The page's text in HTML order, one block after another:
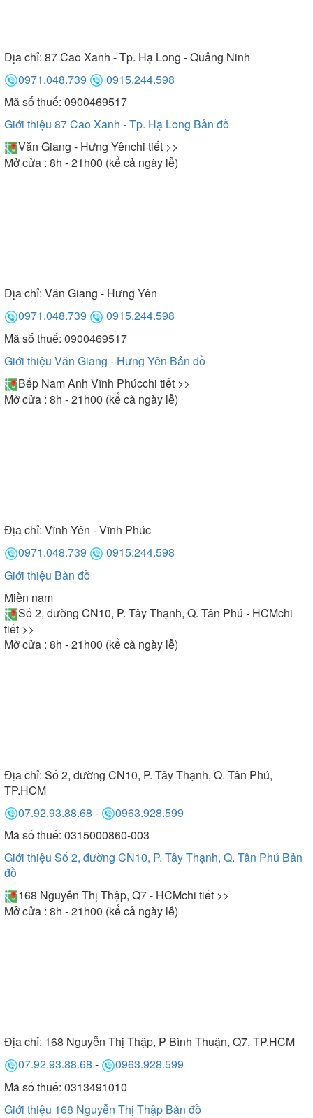
Địa chỉ: 87 Cao Xanh - Tp. Hạ Long - Quảng Ninh
0971.048.739
0915.244.598
Mã số thuế: 0900469517
Giới thiệu 87 Cao Xanh - Tp. Hạ Long Bản đồ
Văn Giang - Hưng Yênchi tiết >>
Mở cửa : 8h - 21h00 (kể cả ngày lễ)
Địa chỉ: Văn Giang - Hưng Yên
0971.048.739
0915.244.598
Mã số thuế: 0900469517
Giới thiệu Văn Giang - Hưng Yên Bản đồ
Bếp Nam Anh Vĩnh Phúcchi tiết >>
Mở cửa : 8h - 21h00 (kể cả ngày lễ)
Địa chỉ: Vĩnh Yên - Vĩnh Phúc
0971.048.739
0915.244.598
Giới thiệu Bản đồ
Miền nam
Số 2, đường CN10, P. Tây Thạnh, Q. Tân Phú - HCMchi
tiết >>
Mở cửa : 8h - 21h00 (kể cả ngày lễ)
Địa chỉ: Số 2, đường CN10, P. Tây Thạnh, Q. Tân Phú,
TP.HCM
07.92.93.88.68 -
0963.928.599
Mã số thuế: 0315000860-003
Giới thiệu Số 2, đường CN10, P. Tây Thạnh, Q. Tân Phú Bản
đồ
168 Nguyễn Thị Thập, Q7 - HCMchi tiết >>
Mở cửa : 8h - 21h00 (kể cả ngày lễ)
Địa chỉ: 168 Nguyễn Thị Thập, P Bình Thuận, Q7, TP.HCM
07.92.93.88.68 -
0963.928.599
Mã số thuế: 0313491010
Giới thiệu 168 Nguyễn Thị Thập Bản đồ